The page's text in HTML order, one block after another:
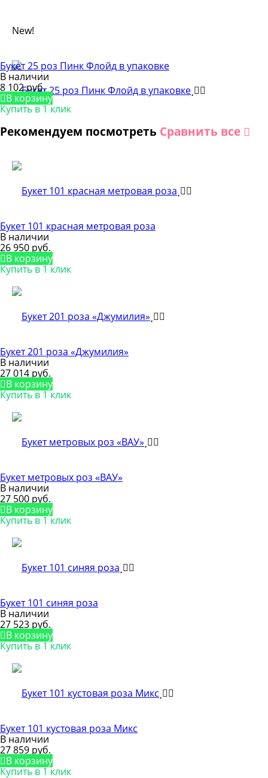
New!
Букет 25 роз Пинк Флойд в упаковке
В наличии
8 102 руб.
В корзину
Купить в 1 клик
Рекомендуем посмотреть Сравнить все
Букет 101 красная метровая роза
В наличии
26 950 руб.
В корзину
Купить в 1 клик
Букет 201 роза «Джумилия»
В наличии
27 014 руб.
В корзину
Купить в 1 клик
Букет метровых роз «ВАУ»
В наличии
27 500 руб.
В корзину
Купить в 1 клик
Букет 101 синяя роза
В наличии
27 523 руб.
В корзину
Купить в 1 клик
Букет 101 кустовая роза Микс
В наличии
27 859 руб.
В корзину
Купить в 1 клик